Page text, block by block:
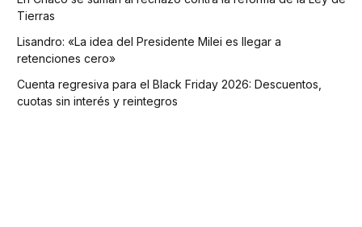
Tierras
Lisandro: «La idea del Presidente Milei es llegar a
retenciones cero»
Cuenta regresiva para el Black Friday 2026: Descuentos,
cuotas sin interés y reintegros